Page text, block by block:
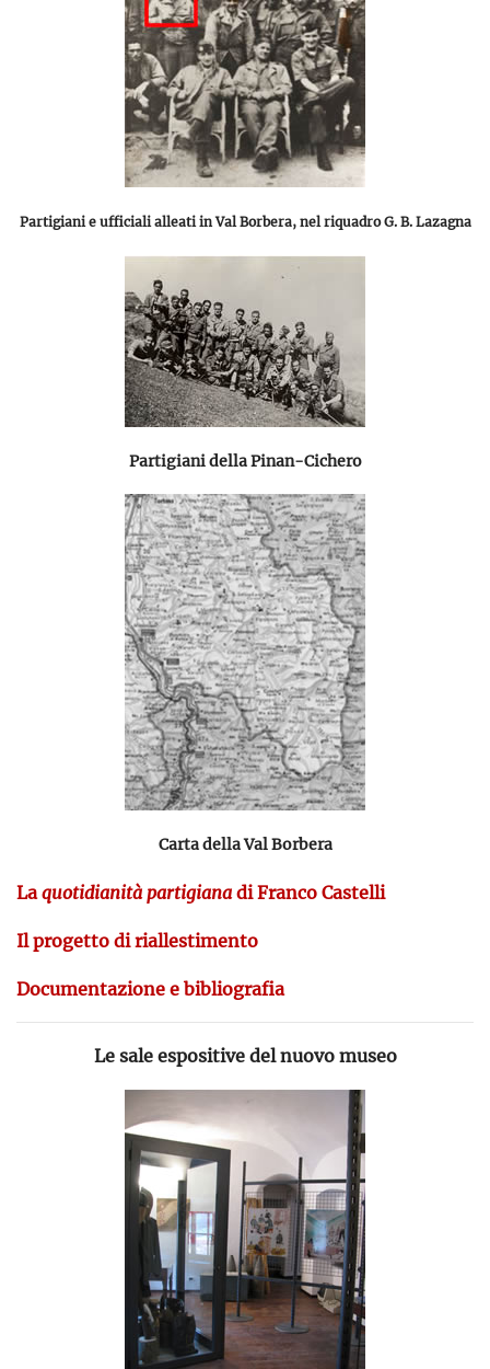
Partigiani e ufficiali alleati in Val Borbera, nel riquadro G. B. Lazagna
Partigiani della Pinan-Cichero
Carta della Val Borbera
Laquotidianità partigianadi Franco Castelli
Il progetto di riallestimento
Documentazione e bibliografia
Le sale espositive del nuovo museo